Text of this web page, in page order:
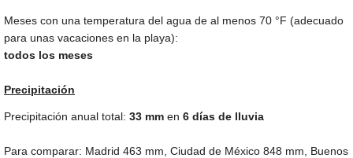
Meses con una temperatura del agua de al menos 70 °F (adecuado
para unas vacaciones en la playa):
todos los meses
Precipitación
Precipitación anual total: 33 mm en 6 días de lluvia
Para comparar: Madrid 463 mm , Ciudad de México 848 mm , Buenos